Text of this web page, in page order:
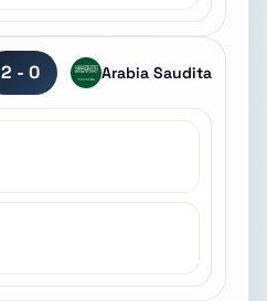
2 - 0 Arabia Saudita